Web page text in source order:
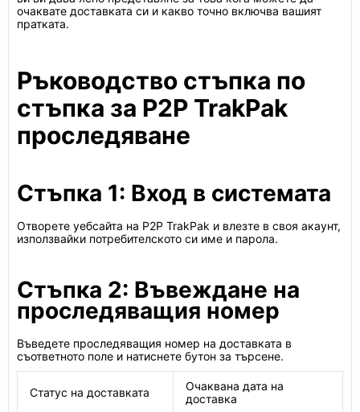
очаквате доставката си и какво точно включва вашият
пратката.
Ръководство стъпка по
стъпка за P2P TrakPak
проследяване
Стъпка 1: Вход в системата
Отворете уебсайта на P2P TrakPak и влезте в своя акаунт,
използвайки потребителското си име и парола.
Стъпка 2: Въвеждане на
проследяващия номер
Въведете проследяващия номер на доставката в
съответното поле и натиснете бутон за търсене.
Статус на доставката
Очаквана дата на
доставка